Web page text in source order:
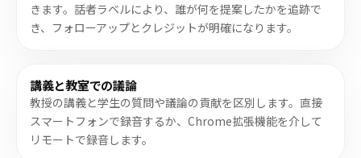
きます。話者ラベルにより、誰が何を提案したかを追跡で
き、フォローアップとクレジットが明確になります。
講義と教室での議論
教授の講義と学生の質問や議論の貢献を区別します。直接
スマートフォンで録音するか、Chrome拡張機能を介して
リモートで録音します。